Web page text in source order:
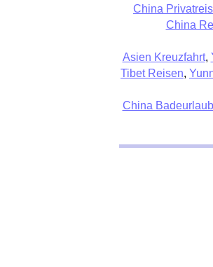
China
China
Asien Kreuzfahrt,
Tibet Reisen,
China Badeurlaub